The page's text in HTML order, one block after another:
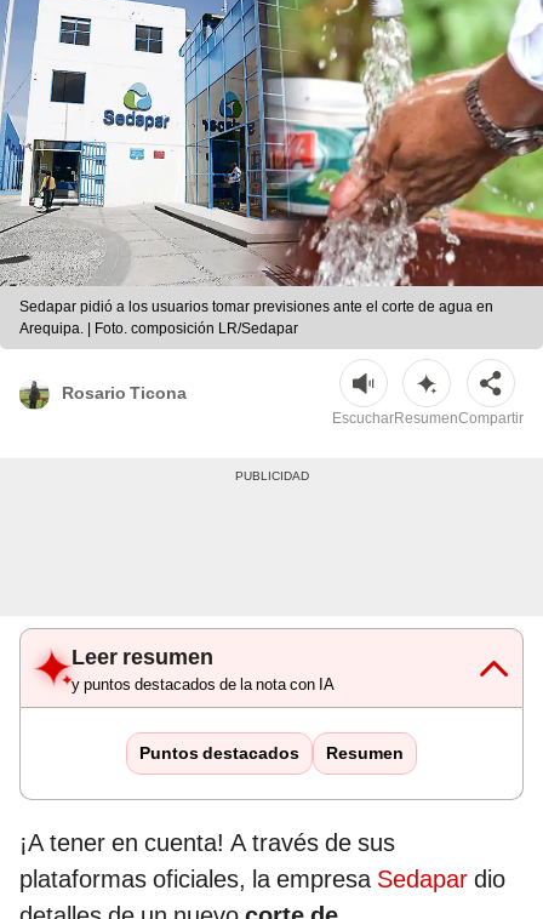
Sedapar pidió a los usuarios tomar previsiones ante el corte de agua en
Arequipa. | Foto. composición LR/Sedapar
Rosario Ticona
EscucharResumenCompartir
Leer resumen
y puntos destacados de la nota con IA
Puntos destacados Resumen
¡A tener en cuenta! A través de sus
plataformas oficiales, la empresa Sedapar dio